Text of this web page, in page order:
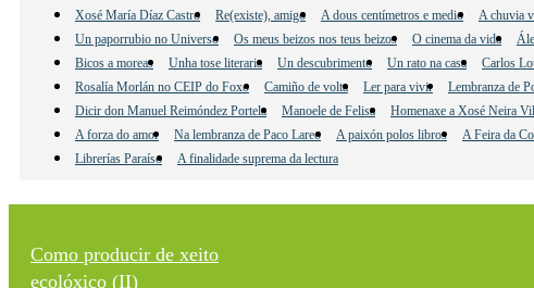
Xosé María Díaz Castro
Re(existe), amigo A dous centímetros e medio A chuvia
Un paporrubio no Universo
Os meus beizos nos teus beizos O cinema da vida
Bicos a moreas
Unha tose literaria Un descubrimento Un rato na casa Carlos
Rosalía Morlán no CEIP do Foxo
Camiño de volta Ler para vivir Lembranza de
Dicir don Manuel Reimóndez Portela
Manoele de Felisa Homenaxe a Xosé Neira
A forza do amor
Na lembranza de Paco Lareo A paixón polos libros A Feira da
Librerías Paraíso
A finalidade suprema da lectura
Como producir de xeito
ecolóxico (II)